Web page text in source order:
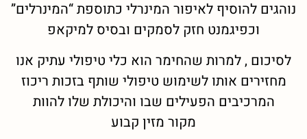
נוהגים להוסיף לאיפור המינרלי כתוספת “המינרלים”
וכפיגמנט חזק לסמקים ובסיס למיקאפ
לסיכום , למרות שהחימר הוא כלי טיפולי עתיק אנו
מחזירים אותו לשימוש טיפולי שותף בזכות ריכוז
המרכיבים הפעילים שבו והיכולת שלו להוות
מקור מזין קבוע